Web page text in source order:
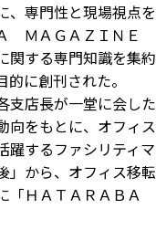
、専門性と現場視点を
ＭＡＧＡＺＩＮＥ
関する専門知識を集約
に創刊された。
支店長が一堂に会した
向をもとに、オフィス
躍するファシリティマ
」から、オフィス移転
「ＨＡＴＡＲＡＢＡ